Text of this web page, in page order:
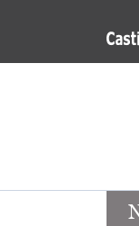
Pasar al contenido
Noticias